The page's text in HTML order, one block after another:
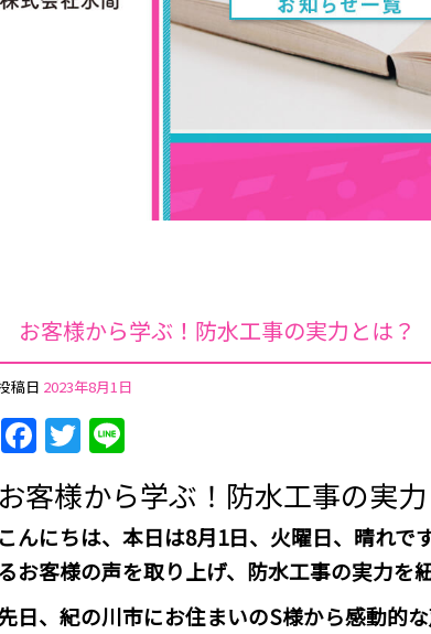
お客様から学ぶ！防水工事の実力とは？
稿日 2023年8月1日
Facebook
Twitter
お客様から学ぶ！防水工事の実力
こんにちは、本日は8月1日、火曜日、晴れで
るお客様の声を取り上げ、防水工事の実力を
日、紀の川市にお住まいのS様から感動的